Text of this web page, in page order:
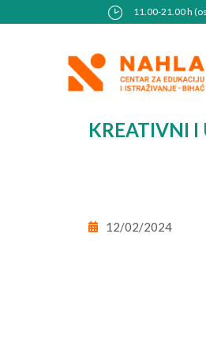
to
11.00-21.00 h
KREATIVNI I
12/02/2024
navigation